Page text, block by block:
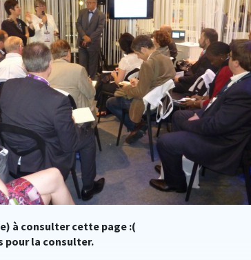
à consulter cette page :(
pour la consulter.